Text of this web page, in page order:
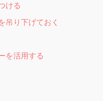
ける
吊り下げておく
を活用する